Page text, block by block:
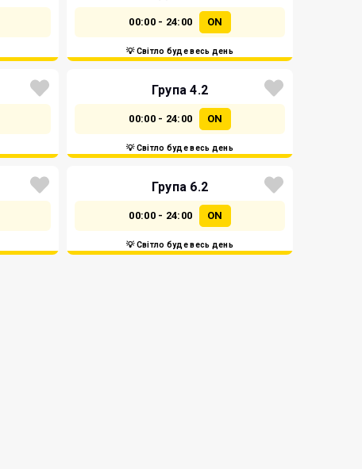
00:00 - 24:00 ON
💡 Світло буде весь день
Група 4.2
00:00 - 24:00 ON
💡 Світло буде весь день
Група 6.2
00:00 - 24:00 ON
💡 Світло буде весь день